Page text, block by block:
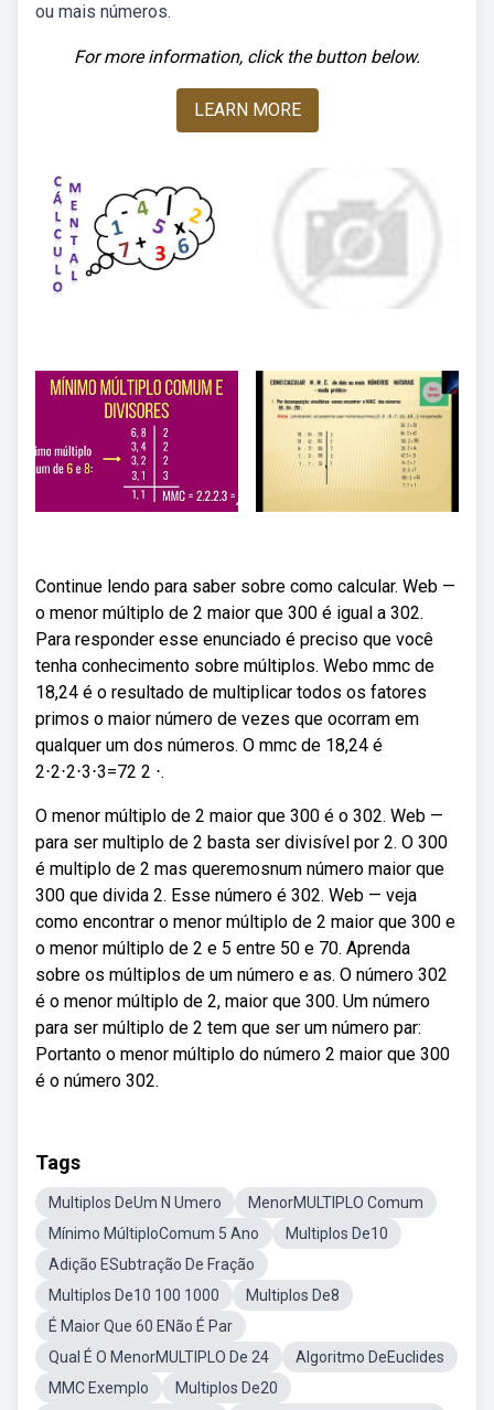
ou mais números.
For more information, click the button below.
LEARN MORE
Continue lendo para saber sobre como calcular. Web —
o menor múltiplo de 2 maior que 300 é igual a 302.
Para responder esse enunciado é preciso que você
tenha conhecimento sobre múltiplos. Webo mmc de
18,24 é o resultado de multiplicar todos os fatores
primos o maior número de vezes que ocorram em
qualquer um dos números. O mmc de 18,24 é
2⋅2⋅2⋅3⋅3=72 2 ⋅.
O menor múltiplo de 2 maior que 300 é o 302. Web —
para ser multiplo de 2 basta ser divisível por 2. O 300
é multiplo de 2 mas queremosnum número maior que
300 que divida 2. Esse número é 302. Web — veja
como encontrar o menor múltiplo de 2 maior que 300 e
o menor múltiplo de 2 e 5 entre 50 e 70. Aprenda
sobre os múltiplos de um número e as. O número 302
é o menor múltiplo de 2, maior que 300. Um número
para ser múltiplo de 2 tem que ser um número par:
Portanto o menor múltiplo do número 2 maior que 300
é o número 302.
Tags
Multiplos DeUm N Umero
MenorMULTIPLO Comum
Mínimo MúltiploComum 5 Ano
Multiplos De10
Adição ESubtração De Fração
Multiplos De10 100 1000
Multiplos De8
É Maior Que 60 ENão É Par
Qual É O MenorMULTIPLO De 24
Algoritmo DeEuclides
MMC Exemplo
Multiplos De20